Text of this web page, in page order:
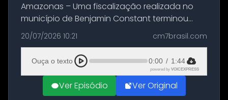
Amazonas – Uma fiscalização realizada no
município de Benjamin Constant terminou
com a apreensão de aproximadamente 115
quilos de entorpecentes em uma
embarcação atracada no porto da cidade. O
materia...
20/07/2026 10:21 cm7brasil.com
Ouça o texto 0:00 / 1:44
powered by VOICEXPRESS
Ver Episódio Ver Original